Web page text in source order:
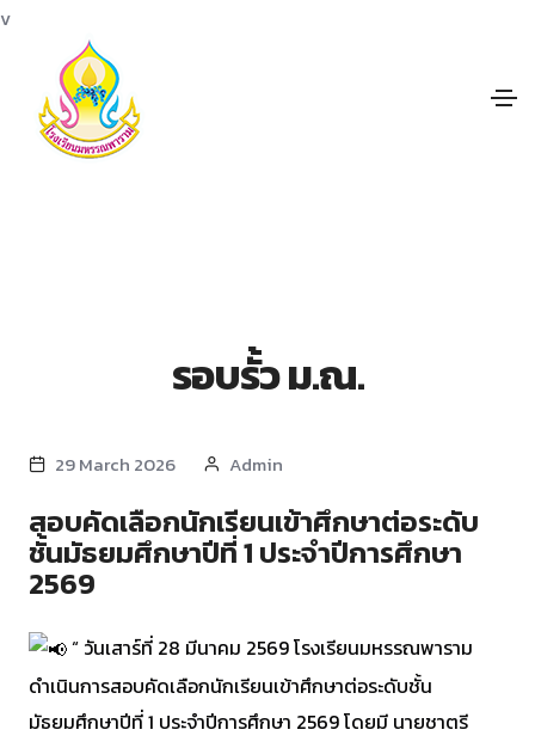
v
รอบรั้ว ม.ณ.
29 March 2026 Admin
สอบคัดเลือกนักเรียนเข้าศึกษาต่อระดับ
ชั้นมัธยมศึกษาปีที่ 1 ประจำปีการศึกษา
2569
“ วันเสาร์ที่ 28 มีนาคม 2569 โรงเรียนมหรรณพาราม
ดำเนินการสอบคัดเลือกนักเรียนเข้าศึกษาต่อระดับชั้น
มัธยมศึกษาปีที่ 1 ประจำปีการศึกษา 2569 โดยมี นายชาตรี